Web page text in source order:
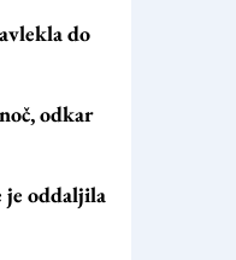
do
odkar
je oddaljila